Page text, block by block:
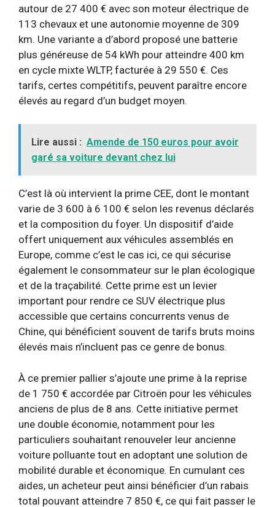
autour de 27 400 € avec son moteur électrique de
113 chevaux et une autonomie moyenne de 309
km. Une variante a d’abord proposé une batterie
plus généreuse de 54 kWh pour atteindre 400 km
en cycle mixte WLTP, facturée à 29 550 €. Ces
tarifs, certes compétitifs, peuvent paraître encore
élevés au regard d’un budget moyen.
Lire aussi : Amende de 150 euros pour avoir
garé sa voiture devant chez lui
C’est là où intervient la prime CEE, dont le montant
varie de 3 600 à 6 100 € selon les revenus déclarés
et la composition du foyer. Un dispositif d’aide
offert uniquement aux véhicules assemblés en
Europe, comme c’est le cas ici, ce qui sécurise
également le consommateur sur le plan écologique
et de la traçabilité. Cette prime est un levier
important pour rendre ce SUV électrique plus
accessible que certains concurrents venus de
Chine, qui bénéficient souvent de tarifs bruts moins
élevés mais n’incluent pas ce genre de bonus.
À ce premier pallier s’ajoute une prime à la reprise
de 1 750 € accordée par Citroën pour les véhicules
anciens de plus de 8 ans. Cette initiative permet
une double économie, notamment pour les
particuliers souhaitant renouveler leur ancienne
voiture polluante tout en adoptant une solution de
mobilité durable et économique. En cumulant ces
aides, un acheteur peut ainsi bénéficier d’un rabais
total pouvant atteindre 7 850 €, ce qui fait passer le